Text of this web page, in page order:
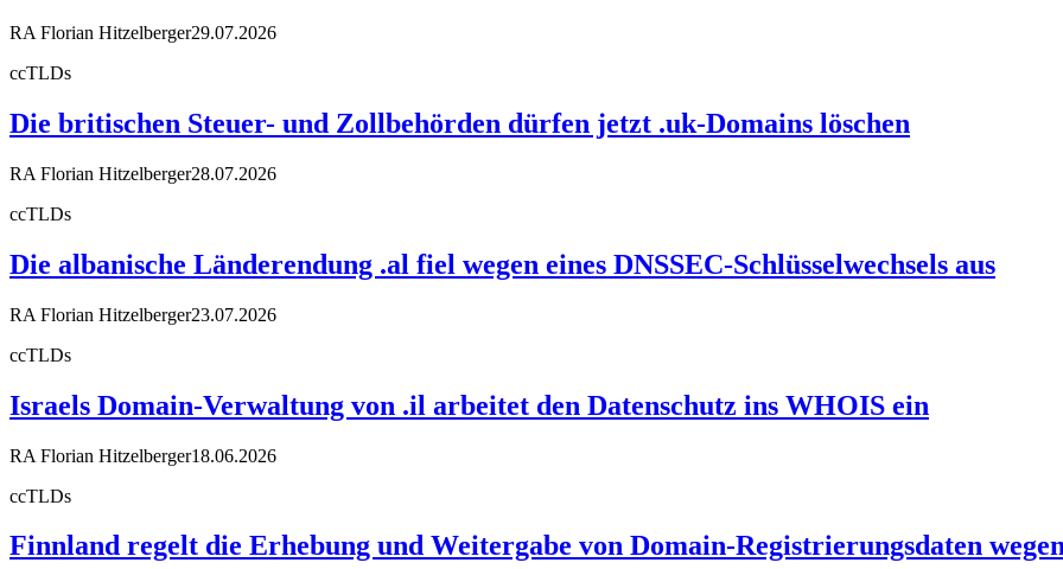
RA Florian Hitzelberger29.07.2026
ccTLDs
Die britischen Steuer- und Zollbehörden dürfen jetzt .uk-Domains löschen
RA Florian Hitzelberger28.07.2026
ccTLDs
Die albanische Länderendung .al fiel wegen eines DNSSEC-Schlüsselwechsels aus
RA Florian Hitzelberger23.07.2026
ccTLDs
Israels Domain-Verwaltung von .il arbeitet den Datenschutz ins WHOIS ein
RA Florian Hitzelberger18.06.2026
ccTLDs
Finnland regelt die Erhebung und Weitergabe von Domain-Registrierungsdaten